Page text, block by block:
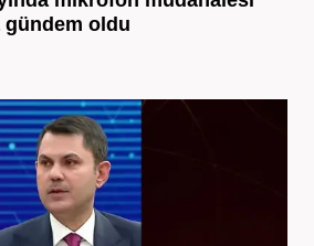
oldu